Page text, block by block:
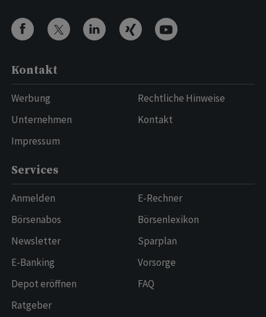
Kontakt
Werbung
Unternehmen
Impressum
Rechtliche Hinweise
Kontakt
Services
Anmelden
Börsenabos
Newsletter
E-Banking
Depot eröffnen
Ratgeber
E-Rechner
Börsenlexikon
Sparplan
Vorsorge
FAQ